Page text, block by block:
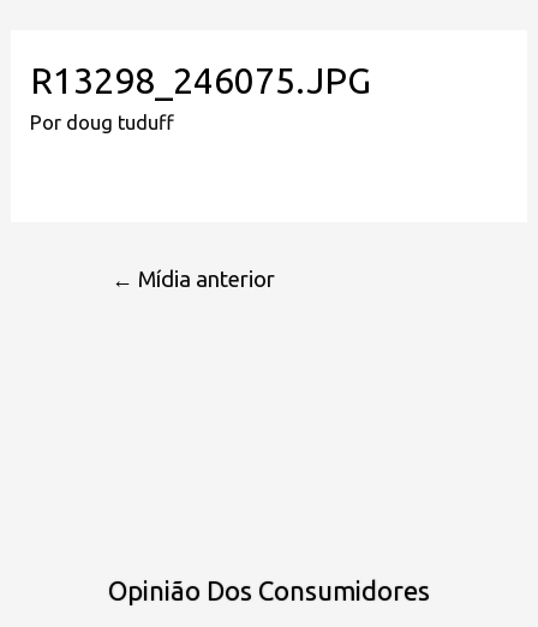
R13298_246075.JPG
Por doug tuduff
← Mídia anterior
Opinião Dos Consumidores